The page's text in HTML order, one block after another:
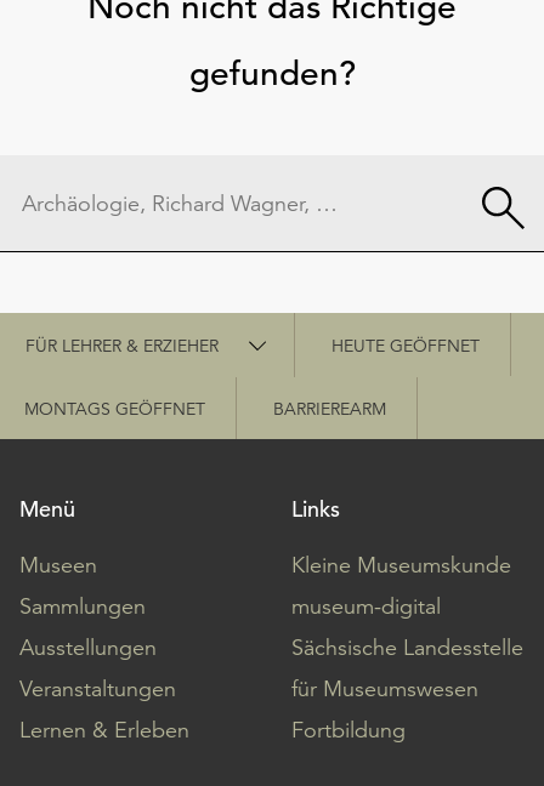
gefunden?
Schnellzugriff
FÜR LEHRER & ERZIEHER HEUTE GEÖFFNET
MONTAGS GEÖFFNET BARRIEREARM
Menü
Museen
Sammlungen
Ausstellungen
Veranstaltungen
Lernen & Erleben
Links
Kleine Museumskunde
museum-digital
Sächsische Landesstelle
für Museumswesen
Fortbildung